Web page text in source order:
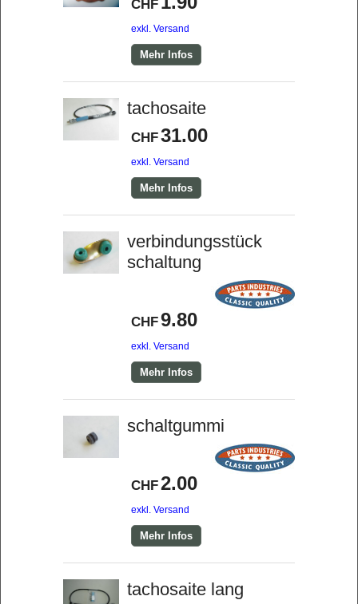
CHF
exkl. Versand
Mehr Infos
tachosaite
CHF31.00
exkl. Versand
Mehr Infos
verbindungsstück
schaltung
CHF9.80
exkl. Versand
Mehr Infos
schaltgummi
CHF2.00
exkl. Versand
Mehr Infos
tachosaite lang